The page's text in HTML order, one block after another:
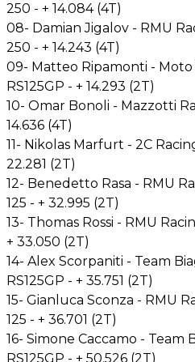
250 - + 14.084 (4T)
08- Damian Jigalov - RMU
250 - + 14.243 (4T)
09- Matteo Ripamonti -
RS125GP - + 14.293 (2T)
10- Omar Bonoli - Mazzotti
14.636 (4T)
11- Nikolas Marfurt - 2C
22.281 (2T)
12- Benedetto Rasa - RMU
125 - + 32.995 (2T)
13- Thomas Rossi - RMU
+ 33.050 (2T)
14- Alex Scorpaniti - Team
RS125GP - + 35.751 (2T)
15- Gianluca Sconza - RMU
125 - + 36.701 (2T)
16- Simone Caccamo - Team
RS125GP - + 50.526 (2T)